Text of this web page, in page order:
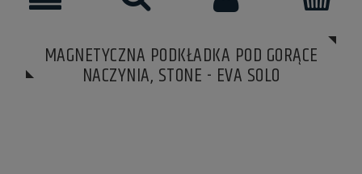
MAGNETYCZNA PODKŁADKA POD GORĄCE
NACZYNIA, STONE - EVA SOLO